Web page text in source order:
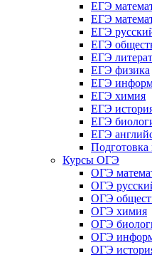
ЕГЭ
ЕГЭ
ЕГЭ
ЕГЭ
ЕГЭ
ЕГЭ физика
ЕГЭ
ЕГЭ химия
ЕГЭ
ЕГЭ
ЕГЭ
Курсы ОГЭ
ОГЭ
ОГЭ
ОГЭ
ОГЭ химия
ОГЭ
ОГЭ
ОГЭ